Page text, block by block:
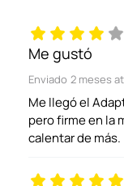
Califica
Me gustó
Enviado 2 meses
Me llegó el
pero firme en la
calentar de más.